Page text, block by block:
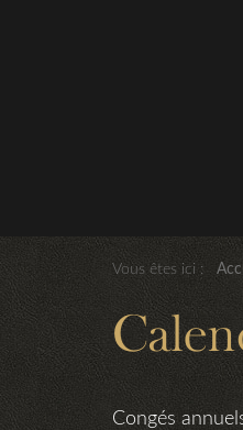
Vous êtes ici :
Congés